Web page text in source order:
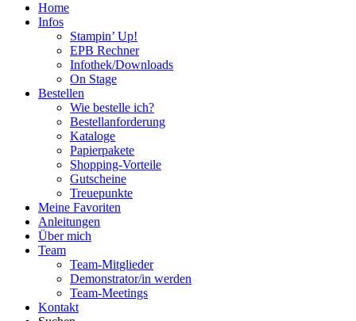
Home
Infos
Stampin’ Up!
EPB Rechner
Infothek/Downloads
On Stage
Bestellen
Wie bestelle ich?
Bestellanforderung
Kataloge
Papierpakete
Shopping-Vorteile
Gutscheine
Treuepunkte
Meine Favoriten
Anleitungen
Über mich
Team
Team-Mitglieder
Demonstrator/in werden
Team-Meetings
Kontakt